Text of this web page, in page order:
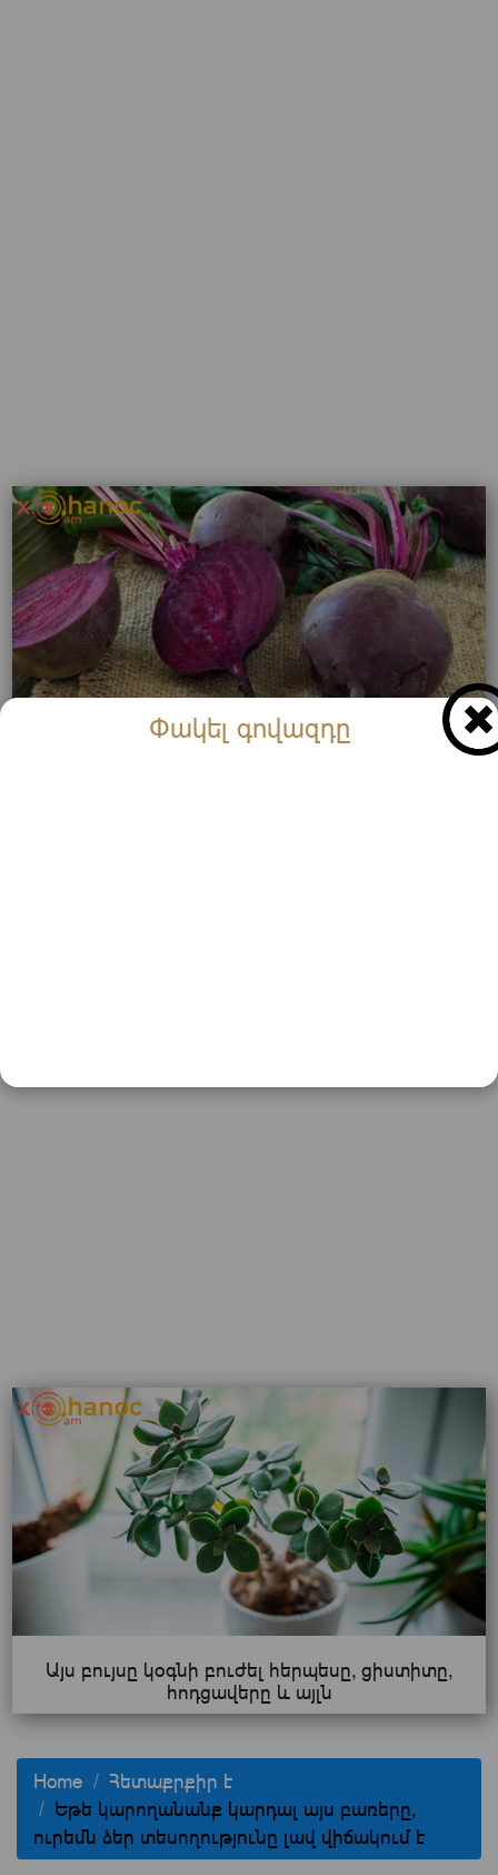
Այս բույսը կօգնի բուժել հերպեսը, ցիստիտը,
հոդցավերը և այլն
Home
Հետաքրքիր է
Եթե կարողանանք կարդալ այս բառերը,
ուրեմն ձեր տեսողությունը լավ վիճակում է
Փակել գովազդը